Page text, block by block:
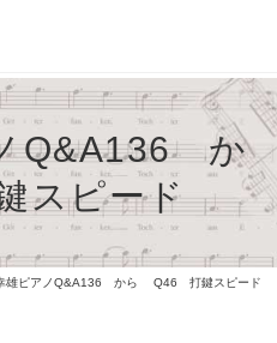
Q&A136 か
ピード
雄ピアノQ&A136 から Q46 打鍵スピード